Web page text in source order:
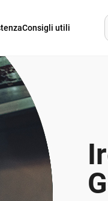
Consigli utili